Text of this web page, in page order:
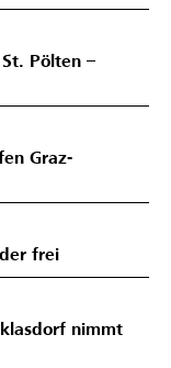
Pölten –
Graz-
frei
nimmt